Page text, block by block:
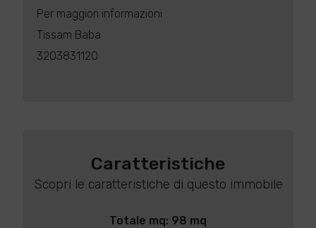
Per maggiori informazioni
Tissam Baba
3203831120
Caratteristiche
Scopri le caratteristiche di questo immobile
Totale mq: 98 mq